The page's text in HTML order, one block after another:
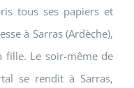
tous ses papiers et
à Sarras (Ardèche),
fille. Le soir-même de
se rendit à Sarras,